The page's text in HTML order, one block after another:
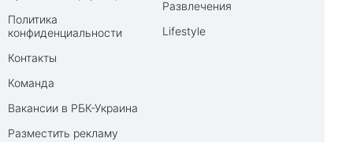
Политика
конфиденциальности
Контакты
Команда
Вакансии в РБК-Украина
Разместить рекламу
Развлечения
Lifestyle